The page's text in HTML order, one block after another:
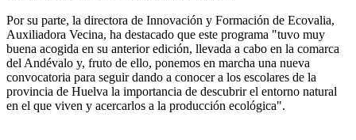
Por su parte, la directora de Innovación y Formación de Ecovalia,
Auxiliadora Vecina, ha destacado que este programa "tuvo muy
buena acogida en su anterior edición, llevada a cabo en la comarca
del Andévalo y, fruto de ello, ponemos en marcha una nueva
convocatoria para seguir dando a conocer a los escolares de la
provincia de Huelva la importancia de descubrir el entorno natural
en el que viven y acercarlos a la producción ecológica".